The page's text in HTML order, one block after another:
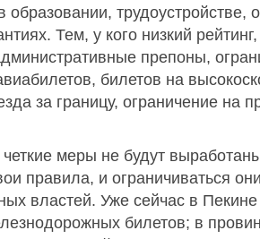
трудоустройстве,
Тем, у кого низкий
препоны,
билетов на
за границу, ограничение на
меры не будут
правила, и ограничиваться
властей. Уже сейчас в
билетов; в